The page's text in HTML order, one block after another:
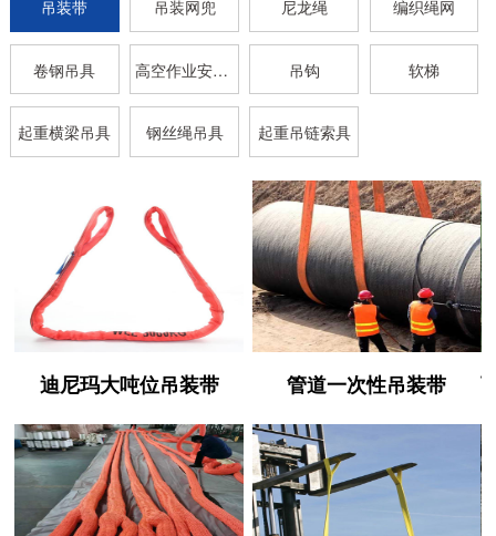
吊装带 吊装网兜 尼龙绳 编织绳网
卷钢吊具 高空作业安全带 吊钩 软梯
起重横梁吊具 钢丝绳吊具 起重吊链索具
迪尼玛大吨位吊装带 管道一次性吊装带